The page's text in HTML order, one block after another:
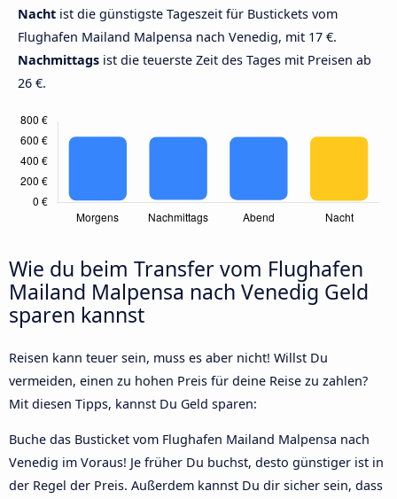
Nacht ist die günstigste Tageszeit für Bustickets vom
Flughafen Mailand Malpensa nach Venedig, mit 17 €.
Nachmittags ist die teuerste Zeit des Tages mit Preisen ab
26 €.
Wie du beim Transfer vom Flughafen
Mailand Malpensa nach Venedig Geld
sparen kannst
Reisen kann teuer sein, muss es aber nicht! Willst Du
vermeiden, einen zu hohen Preis für deine Reise zu zahlen?
Mit diesen Tipps, kannst Du Geld sparen:
Buche das Busticket vom Flughafen Mailand Malpensa nach
Venedig im Voraus! Je früher Du buchst, desto günstiger ist in
der Regel der Preis. Außerdem kannst Du dir sicher sein, dass